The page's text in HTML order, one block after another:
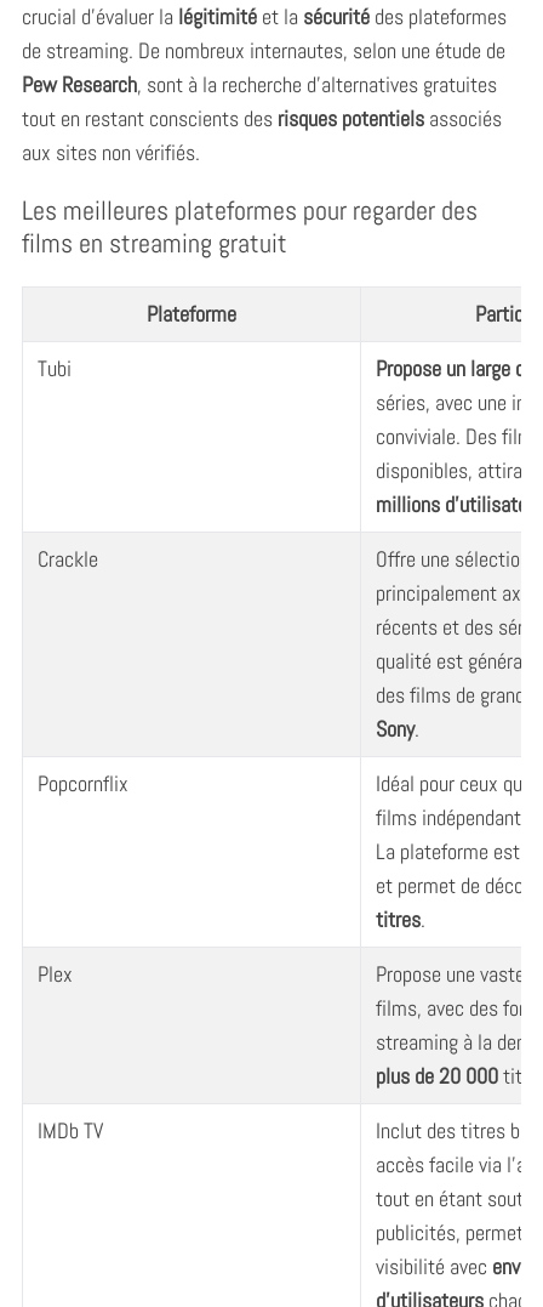
crucial d’évaluer la légitimitéet la sécuritédes plateformes
de streaming. De nombreux internautes, selon une étude de
Pew Research, sont à la recherche d’alternatives gratuites
tout en restant conscients des risques potentielsassociés
aux sites non vérifiés.
Les meilleures plateformes pour regarder des
films en streaming gratuit
Plateforme
Tubi
Propose un large
séries, avec une
conviviale. Des
disponibles,
millions
Crackle
Offre une sélection
principalement
récents et des
qualité est
des films de
Sony.
Popcornflix
Idéal pour ceux qui
films indépendants
La plateforme est
et permet de
titres.
Plex
Propose une vaste
films, avec des
streaming à la
plus de 20 000
IMDb TV
Inclut des titres
accès facile via
tout en étant
publicités,
visibilité avec
d’utilisateurs